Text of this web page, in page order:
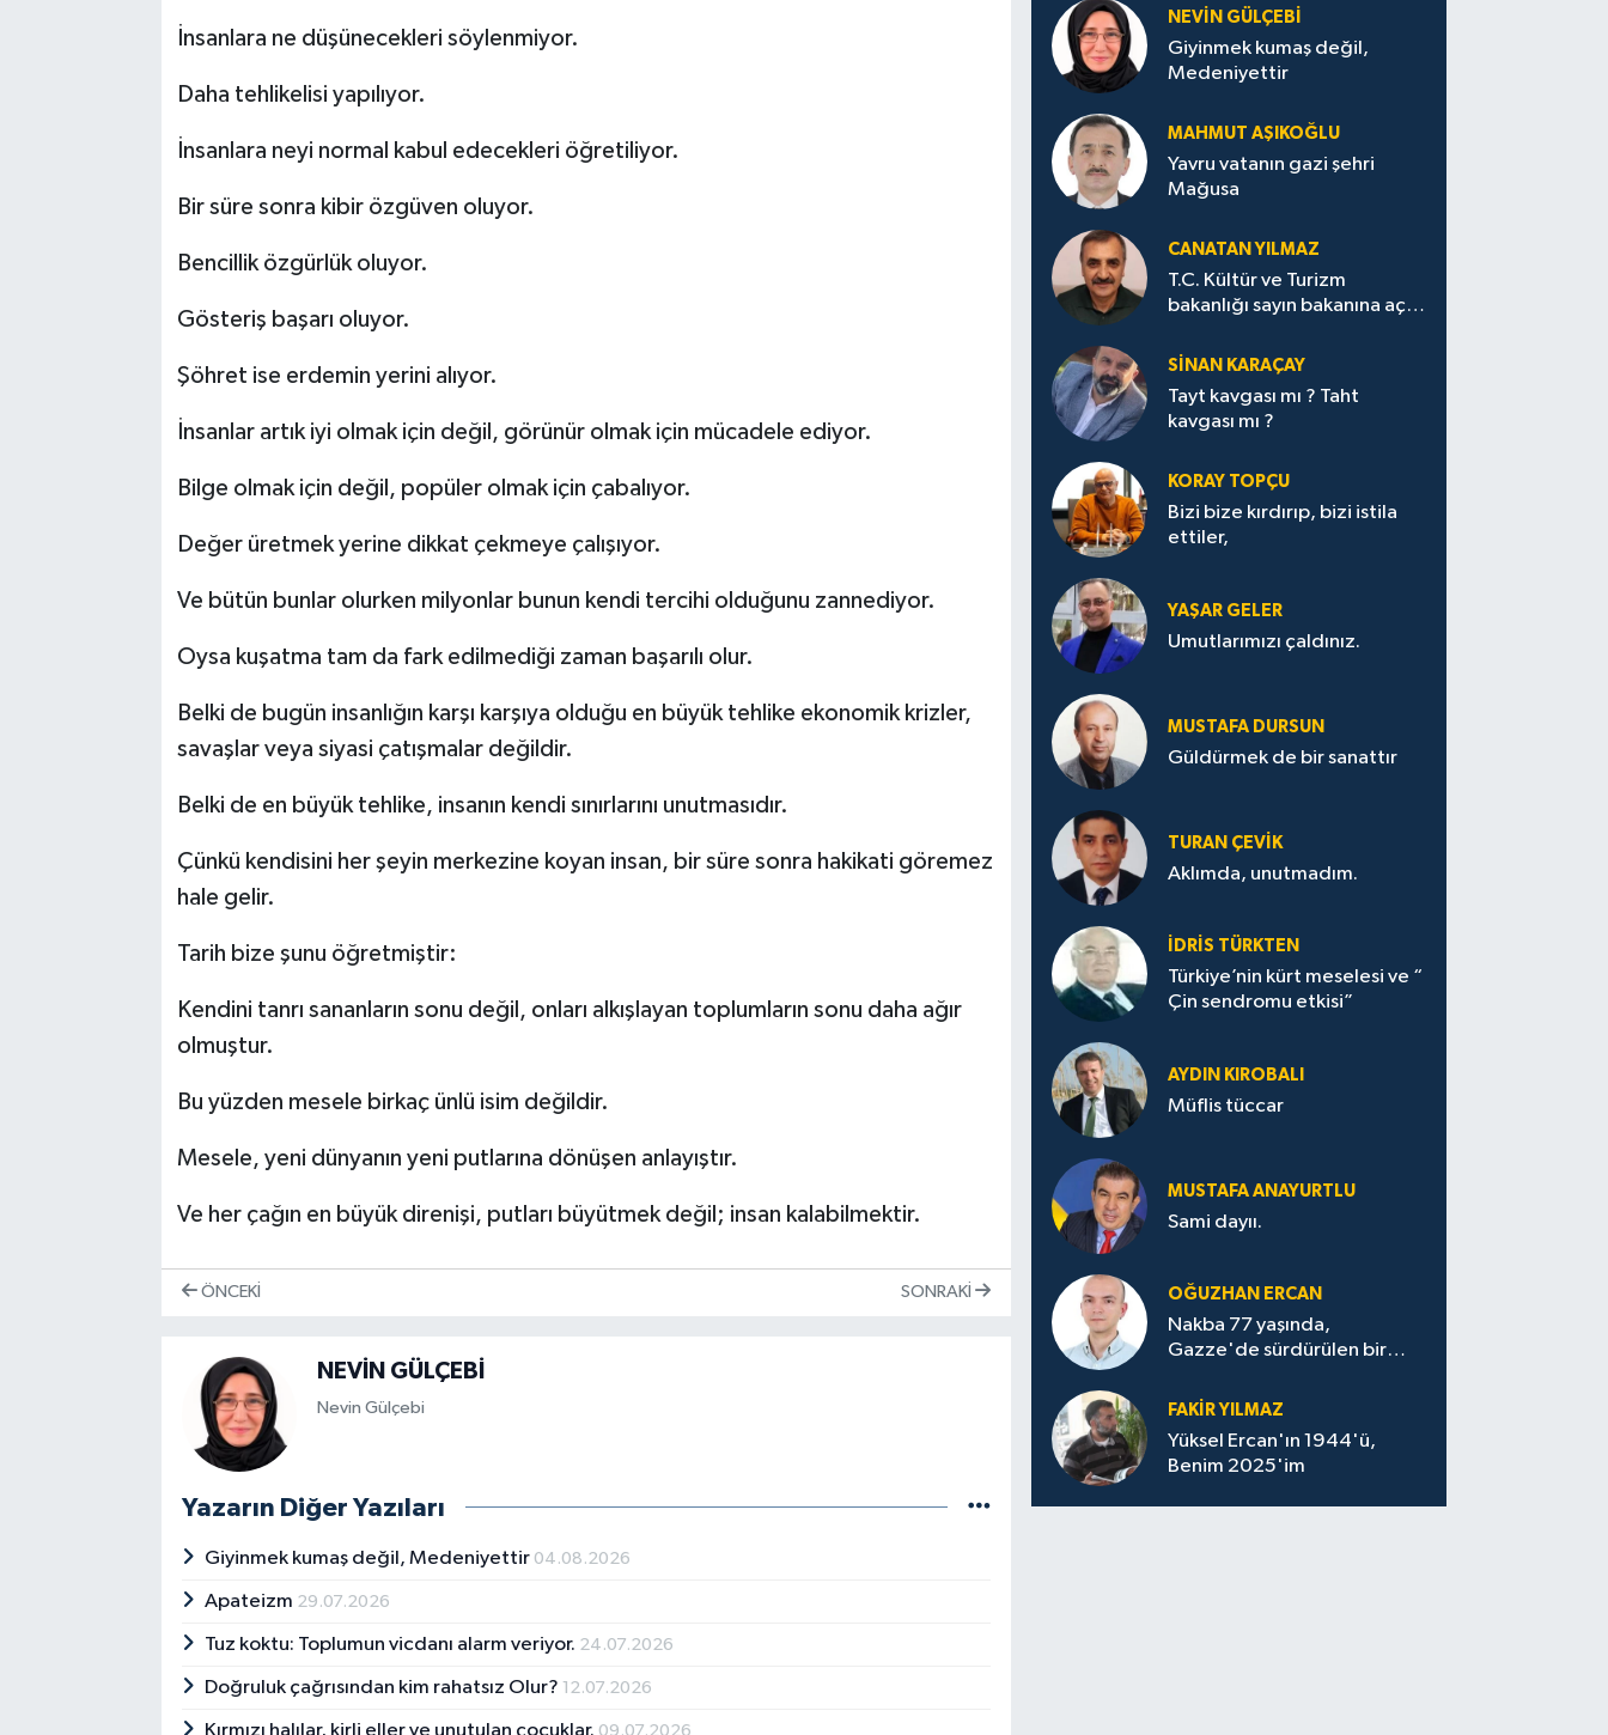
İnsanlara ne düşünecekleri söylenmiyor.
Daha tehlikelisi yapılıyor.
İnsanlara neyi normal kabul edecekleri öğretiliyor.
Bir süre sonra kibir özgüven oluyor.
Bencillik özgürlük oluyor.
Gösteriş başarı oluyor.
Şöhret ise erdemin yerini alıyor.
İnsanlar artık iyi olmak için değil, görünür olmak için mücadele ediyor.
Bilge olmak için değil, popüler olmak için çabalıyor.
Değer üretmek yerine dikkat çekmeye çalışıyor.
Ve bütün bunlar olurken milyonlar bunun kendi tercihi olduğunu zannediyor.
Oysa kuşatma tam da fark edilmediği zaman başarılı olur.
Belki de bugün insanlığın karşı karşıya olduğu en büyük tehlike ekonomik krizler,
savaşlar veya siyasi çatışmalar değildir.
Belki de en büyük tehlike, insanın kendi sınırlarını unutmasıdır.
Çünkü kendisini her şeyin merkezine koyan insan, bir süre sonra hakikati göremez
hale gelir.
Tarih bize şunu öğretmiştir:
Kendini tanrı sananların sonu değil, onları alkışlayan toplumların sonu daha ağır
olmuştur.
Bu yüzden mesele birkaç ünlü isim değildir.
Mesele, yeni dünyanın yeni putlarına dönüşen anlayıştır.
Ve her çağın en büyük direnişi, putları büyütmek değil; insan kalabilmektir.
ÖNCEKI SONRAKI
NEVİN GÜLÇEBİ
Nevin Gülçebi
Yazarın Diğer Yazıları
Giyinmek kumaş değil, Medeniyettir 04.08.2026
Apateizm 29.07.2026
Tuz koktu: Toplumun vicdanı alarm veriyor. 24.07.2026
Doğruluk çağrısından kim rahatsız Olur? 12.07.2026
Kırmızı halılar, kirli eller ve unutulan çocuklar. 09.07.2026
NEVİN GÜLÇEBİ
Giyinmek kumaş değil,
Medeniyettir
MAHMUT AŞIKOĞLU
Yavru vatanın gazi şehri
Mağusa
CANATAN YILMAZ
T.C. Kültür ve Turizm
bakanlığı sayın bakanına açık
SİNAN KARAÇAY
Tayt kavgası mı ? Taht
kavgası mı ?
KORAY TOPÇU
Bizi bize kırdırıp, bizi istila
ettiler,
YAŞAR GELER
Umutlarımızı çaldınız.
MUSTAFA DURSUN
Güldürmek de bir sanattır
TURAN ÇEVİK
Aklımda, unutmadım.
İDRİS TÜRKTEN
Türkiye’nin kürt meselesi ve “
Çin sendromu etkisi”
AYDIN KIROBALI
Müflis tüccar
MUSTAFA ANAYURTLU
Sami dayıı.
OĞUZHAN ERCAN
Nakba 77 yaşında,
Gazze'de sürdürülen bir
FAKİR YILMAZ
Yüksel Ercan'ın 1944'ü,
Benim 2025'im